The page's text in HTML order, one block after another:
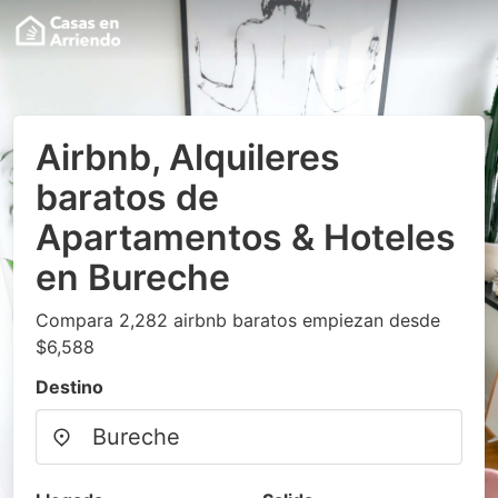
Airbnb, Alquileres
baratos de
Apartamentos & Hoteles
en Bureche
Compara 2,282 airbnb baratos empiezan desde
$6,588
Destino